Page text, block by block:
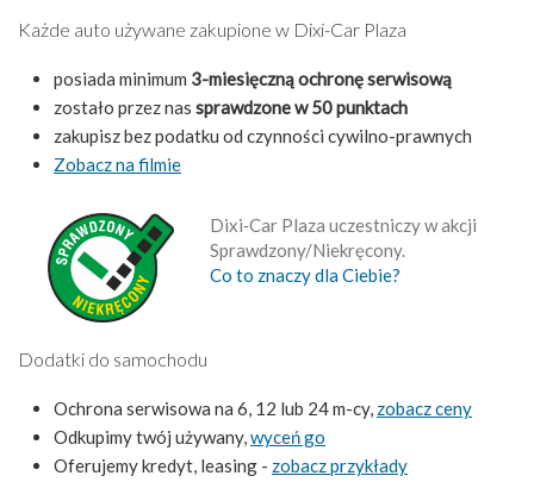
Każde auto używane zakupione w Dixi-Car Plaza
posiada minimum 3-miesięczną ochronę serwisową
zostało przez nas sprawdzone w 50 punktach
zakupisz bez podatku od czynności cywilno-prawnych
Zobacz na filmie
Dixi‑Car Plaza uczestniczy w akcji
Sprawdzony/Niekręcony.
Co to znaczy dla Ciebie?
Dodatki do samochodu
Ochrona serwisowa na 6, 12 lub 24 m-cy, zobacz ceny
Odkupimy twój używany,wyceń go
Oferujemy kredyt, leasing - zobacz przykłady